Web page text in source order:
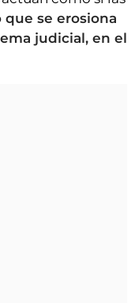
que se erosiona
judicial, en el